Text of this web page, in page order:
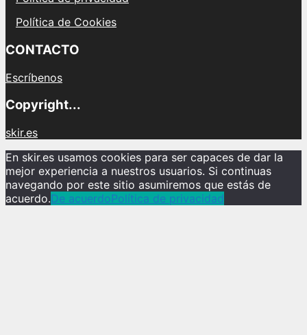
Política de Cookies
CONTACTO
Escríbenos
Copyright...
skir.es
En skir.es usamos cookies para ser capaces de dar la
mejor experiencia a nuestros usuarios. Si continuas
navegando por este sitio asumiremos que estás de
acuerdo.De acuerdoPolítica de privacidad